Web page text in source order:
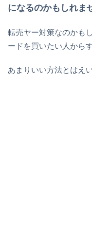
になるのかもしれま
転売ヤー対策なのかも
ードを買いたい人から
あまりいい方法とはえ